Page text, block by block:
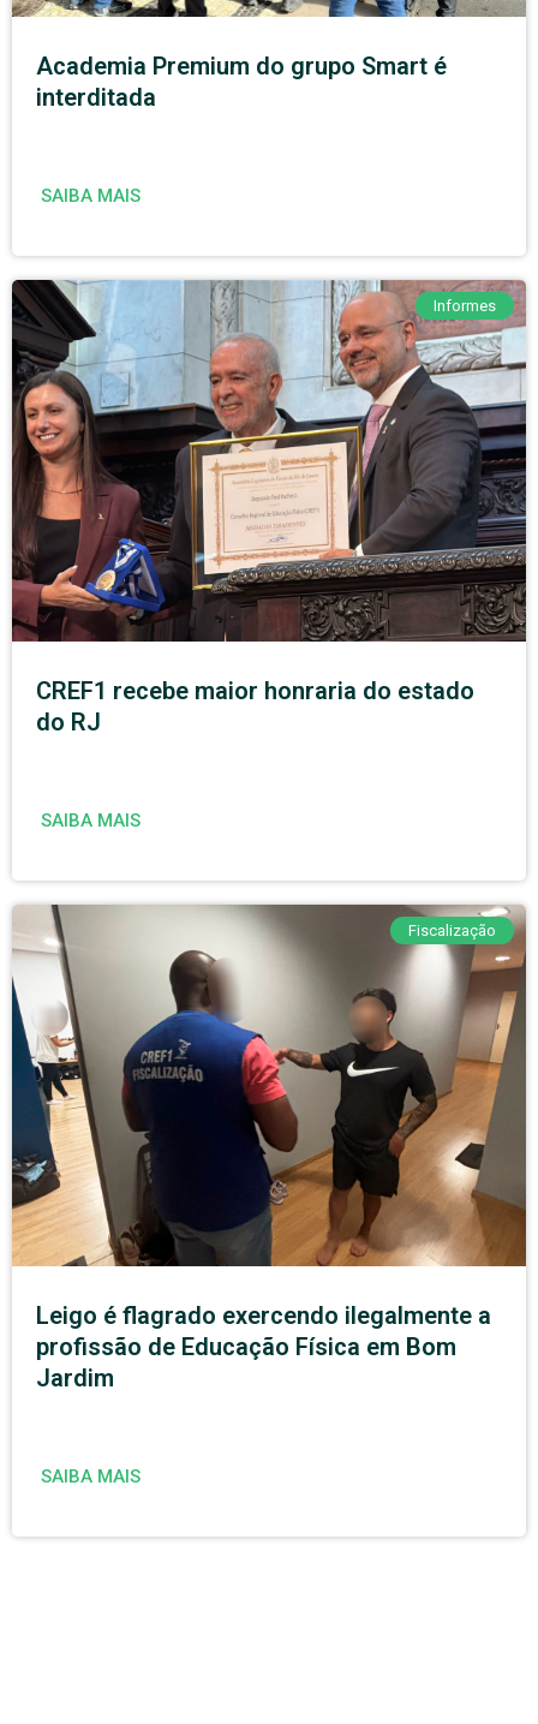
Academia Premium do grupo Smart é
interditada
SAIBA MAIS
Informes
CREF1 recebe maior honraria do estado
do RJ
SAIBA MAIS
Fiscalização
Leigo é flagrado exercendo ilegalmente a
profissão de Educação Física em Bom
Jardim
SAIBA MAIS